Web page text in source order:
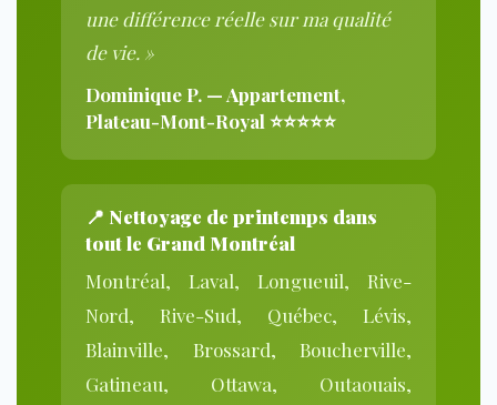
une différence réelle sur ma qualité
de vie. »
Dominique P. — Appartement,
Plateau-Mont-Royal ⭐⭐⭐⭐⭐
📍 Nettoyage de printemps dans
tout le Grand Montréal
Montréal, Laval, Longueuil, Rive-
Nord, Rive-Sud, Québec, Lévis,
Blainville, Brossard, Boucherville,
Gatineau, Ottawa, Outaouais,